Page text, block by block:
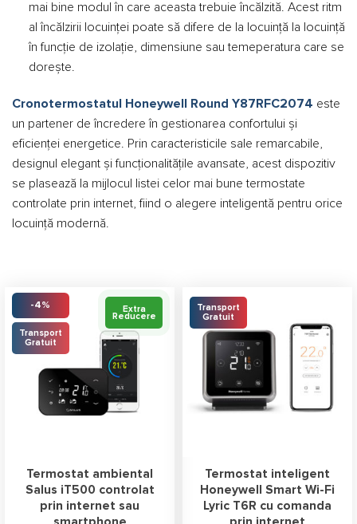
mai bine modul în care aceasta trebuie încălzită. Acest ritm
al încălzirii locuinței poate să difere de la locuință la locuință
în funcție de izolație, dimensiune sau temeperatura care se
dorește.
Cronotermostatul Honeywell Round Y87RFC2074 este
un partener de încredere în gestionarea confortului și
eficienței energetice. Prin caracteristicile sale remarcabile,
designul elegant și funcționalitățile avansate, acest dispozitiv
se plasează la mijlocul listei celor mai bune termostate
controlate prin internet, fiind o alegere inteligentă pentru orice
locuință modernă.
-4%
Transport
Gratuit
Extra
Reducere
Termostat ambiental
Salus iT500 controlat
prin internet sau
Transport
Gratuit
Termostat inteligent
Honeywell Smart Wi-Fi
Lyric T6R cu comanda